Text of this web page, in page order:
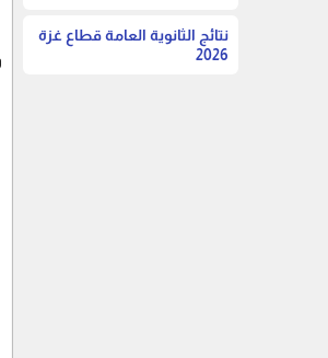
نتائج الثانوية العامة قطاع غزة
2026